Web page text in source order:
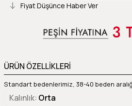
Fiyat Düşünce Haber Ver
ÜRÜN ÖZELLİKLERİ
Standart bedenlerimiz, 38-40 beden
Kalınlık Orta